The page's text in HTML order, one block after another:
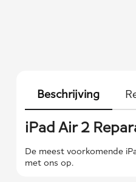
Beschrijving
iPad Air 2
De meest voorkomende
met ons op.